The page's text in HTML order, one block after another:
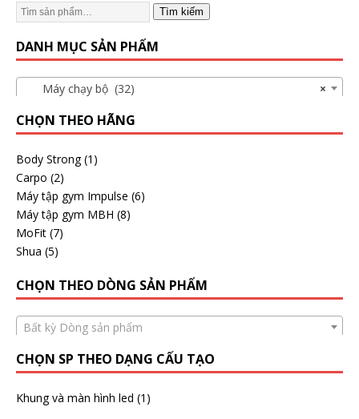
Tìm kiếm
DANH MỤC SẢN PHẨM
×
Máy chạy bộ (32)
CHỌN THEO HÃNG
Body Strong (1)
Carpo (2)
Máy tập gym Impulse (6)
Máy tập gym MBH (8)
MoFit (7)
Shua (5)
CHỌN THEO DÒNG SẢN PHẨM
Bất kỳ Dòng sản phẩm
CHỌN SP THEO DẠNG CẤU TẠO
Khung và màn hình led (1)